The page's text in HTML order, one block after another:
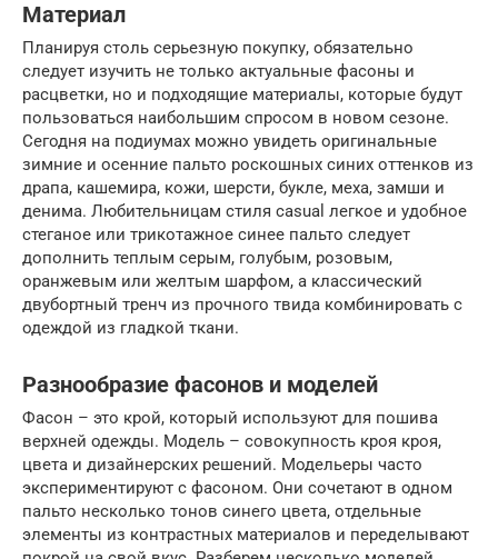
Материал
Планируя столь серьезную покупку, обязательно
следует изучить не только актуальные фасоны и
расцветки, но и подходящие материалы, которые будут
пользоваться наибольшим спросом в новом сезоне.
Сегодня на подиумах можно увидеть оригинальные
зимние и осенние пальто роскошных синих оттенков из
драпа, кашемира, кожи, шерсти, букле, меха, замши и
денима. Любительницам стиля casual легкое и удобное
стеганое или трикотажное синее пальто следует
дополнить теплым серым, голубым, розовым,
оранжевым или желтым шарфом, а классический
двубортный тренч из прочного твида комбинировать с
одеждой из гладкой ткани.
Разнообразие фасонов и моделей
Фасон – это крой, который используют для пошива
верхней одежды. Модель – совокупность кроя кроя,
цвета и дизайнерских решений. Модельеры часто
экспериментируют с фасоном. Они сочетают в одном
пальто несколько тонов синего цвета, отдельные
элементы из контрастных материалов и переделывают